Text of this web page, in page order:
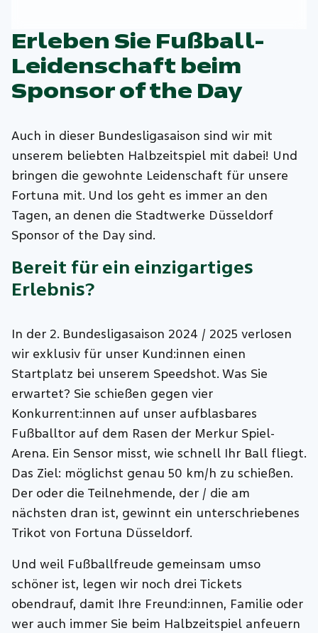
Erleben Sie Fußball-
Leidenschaft beim
Sponsor of the Day
Auch in dieser Bundesligasaison sind wir mit
unserem beliebten Halbzeitspiel mit dabei! Und
bringen die gewohnte Leidenschaft für unsere
Fortuna mit. Und los geht es immer an den
Tagen, an denen die Stadtwerke Düsseldorf
Sponsor of the Day sind.
Bereit für ein einzigartiges
Erlebnis?
In der 2. Bundesligasaison 2024 / 2025 verlosen
wir exklusiv für unser Kund:innen einen
Startplatz bei unserem Speedshot. Was Sie
erwartet? Sie schießen gegen vier
Konkurrent:innen auf unser aufblasbares
Fußballtor auf dem Rasen der Merkur Spiel-
Arena. Ein Sensor misst, wie schnell Ihr Ball fliegt.
Das Ziel: möglichst genau 50 km/h zu schießen.
Der oder die Teilnehmende, der / die am
nächsten dran ist, gewinnt ein unterschriebenes
Trikot von Fortuna Düsseldorf.
Und weil Fußballfreude gemeinsam umso
schöner ist, legen wir noch drei Tickets
obendrauf, damit Ihre Freund:innen, Familie oder
wer auch immer Sie beim Halbzeitspiel anfeuern